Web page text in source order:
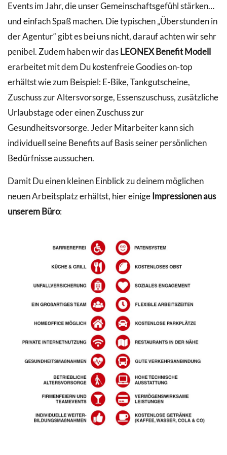
Events im Jahr, die unser Gemeinschaftsgefühl stärken…
und einfach Spaß machen. Die typischen „Überstunden in
der Agentur“ gibt es bei uns nicht, darauf achten wir sehr
penibel. Zudem haben wir dasLEONEX Benefit Modell
erarbeitet mit dem Du kostenfreie Goodies on-top
erhältst wie zum Beispiel: E-Bike, Tankgutscheine,
Zuschuss zur Altersvorsorge, Essenszuschuss, zusätzliche
Urlaubstage oder einen Zuschuss zur
Gesundheitsvorsorge. Jeder Mitarbeiter kann sich
individuell seine Benefits auf Basis seiner persönlichen
Bedürfnisse aussuchen.
Damit Du einen kleinen Einblick zu deinem möglichen
neuen Arbeitsplatz erhältst, hier einige Impressionen aus
unserem Büro: